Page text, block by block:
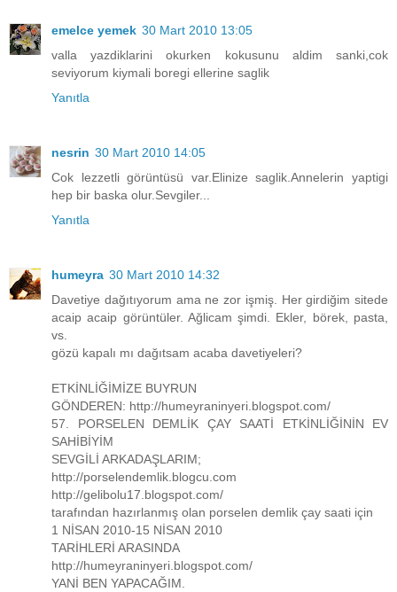
emelce yemek 30 Mart 2010 13:05
valla yazdiklarini okurken kokusunu aldim sanki,cok
seviyorum kiymali boregi ellerine saglik
Yanıtla
nesrin 30 Mart 2010 14:05
Cok lezzetli görüntüsü var.Elinize saglik.Annelerin yaptigi
hep bir baska olur.Sevgiler...
Yanıtla
humeyra 30 Mart 2010 14:32
Davetiye dağıtıyorum ama ne zor işmiş. Her girdiğim sitede
acaip acaip görüntüler. Ağlicam şimdi. Ekler, börek, pasta,
vs.
gözü kapalı mı dağıtsam acaba davetiyeleri?
ETKİNLİĞİMİZE BUYRUN
GÖNDEREN: http://humeyraninyeri.blogspot.com/
57. PORSELEN DEMLİK ÇAY SAATİ ETKİNLİĞİNİN EV
SAHİBİYİM
SEVGİLİ ARKADAŞLARIM;
http://porselendemlik.blogcu.com
http://gelibolu17.blogspot.com/
tarafından hazırlanmış olan porselen demlik çay saati için
1 NİSAN 2010-15 NİSAN 2010
TARİHLERİ ARASINDA
http://humeyraninyeri.blogspot.com/
YANİ BEN YAPACAĞIM.